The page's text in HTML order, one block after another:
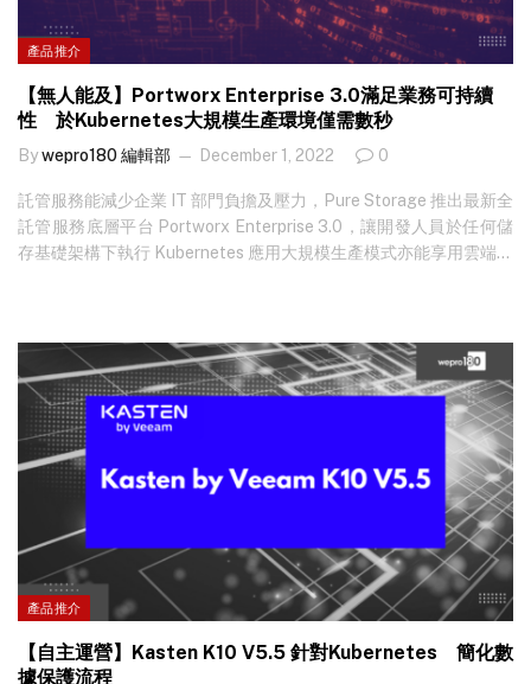
產品推介
【無人能及】Portworx Enterprise 3.0滿足業務可持續
性 於Kubernetes大規模生產環境僅需數秒
Bywepro180 編輯部 December 1, 2022 0
託管服務能減少企業 IT 部門負擔及壓力，Pure Storage 推出最新全
託管服務底層平台 Portworx Enterprise 3.0，讓開發人員於任何儲
存基礎架構下執行 Kubernetes 應用大規模生產模式亦能享用雲端全
產品推介
【自主運營】Kasten K10 V5.5 針對Kubernetes 簡化數
據保護流程